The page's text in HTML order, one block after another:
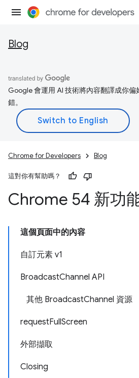
Blog
Google 會運用 AI 技術將內容翻譯成你偏
錯。
Chrome for Developers Blog
這對你有幫助嗎？
Chrome 54 新功
這個頁面中的內容
自訂元素 v1
BroadcastChannel API
其他 BroadcastChannel 資源
requestFullScreen
外部擷取
Closing